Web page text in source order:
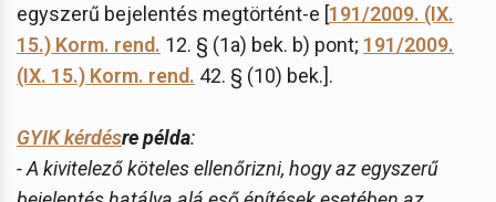
egyszerű bejelentés megtörtént-e [191/2009. (IX.
15.) Korm. rend. 12. § (1a) bek. b) pont; 191/2009.
(IX. 15.) Korm. rend. 42. § (10) bek.].
GYIK kérdésre példa:
- A kivitelező köteles ellenőrizni, hogy az egyszerű